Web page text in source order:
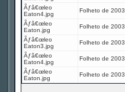
Ãƒâ€œleo
Eaton4.jpg
Folheto de 2003
Ãƒâ€œleo
Eaton.jpg
Folheto de 2003
Ãƒâ€œleo
Eaton3.jpg
Folheto de 2003
Ãƒâ€œleo
Eaton4.jpg
Folheto de 2003
Ãƒâ€œleo
Eaton.jpg
Folheto de 2003